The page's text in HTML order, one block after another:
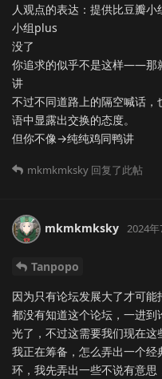
人观点的表达：提供比豆瓣
小组plus
没了
你追求的似乎不是这样——那
讲
不过不同道路上的隔空喊话
语中显露出交换的态度。
但你不像→纯纯鸡同鸭讲
mkmkmksky 回复了此帖
mkmkmksky 2024年
Tanpopo
因为只有论坛发展大了才可
都没有知道这个论坛，一进
光了，不过这需要我们现在这
我正在筹备，怎么弄出一个
环，我先弄出一些不说有意